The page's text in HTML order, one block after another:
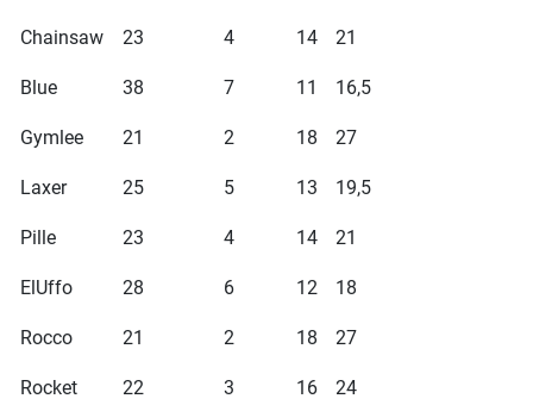
Chainsaw 23 4 14 21
Blue 38 7 11 16,5
Gymlee 21 2 18 27
Laxer 25 5 13 19,5
Pille 23 4 14 21
ElUffo 28 6 12 18
Rocco 21 2 18 27
Rocket 22 3 16 24